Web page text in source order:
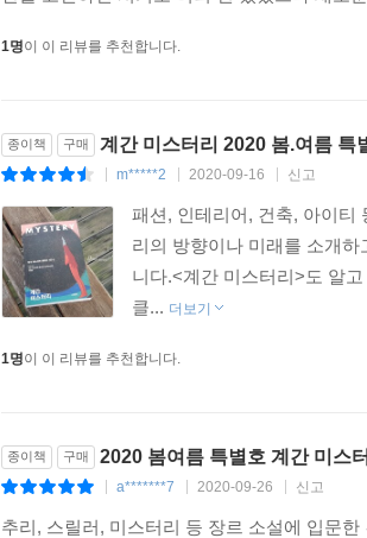
1명이 이 리뷰를 추천합니다.
종이책 구매 계간 미스터리 2020 봄.여름 특
m*****2 2020-09-16 신고
패션, 인테리어, 건축, 아이티
리의 방향이나 미래를 소개
니다.<계간 미스터리>도 알
클... 더보기
1명이 이 리뷰를 추천합니다.
종이책 구매 2020 봄여름 특별호 계간 미스
a*******7 2020-09-26 신고
추리, 스릴러, 미스터리 등 장르 소설에 입문